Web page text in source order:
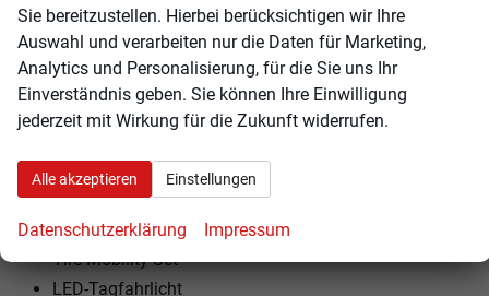
Lenkradheizung
EXTRAS:
Dachreling
Partikelfilter
LM-Felgen
Sommerreifen
Tire-Mobility Set
LED-Tagfahrlicht
Sie bereitzustellen. Hierbei berücksichtigen wir Ihre
Auswahl und verarbeiten nur die Daten für Marketing,
Analytics und Personalisierung, für die Sie uns Ihr
Einverständnis geben. Sie können Ihre Einwilligung
jederzeit mit Wirkung für die Zukunft widerrufen.
Alle akzeptieren Einstellungen
Datenschutzerklärung Impressum